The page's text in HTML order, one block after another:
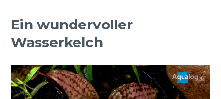
Ein wundervoller
Wasserkelch